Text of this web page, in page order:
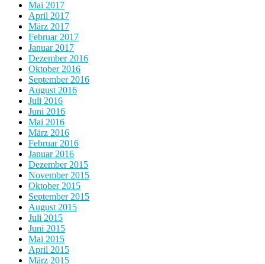
Mai 2017
April 2017
März 2017
Februar 2017
Januar 2017
Dezember 2016
Oktober 2016
September 2016
August 2016
Juli 2016
Juni 2016
Mai 2016
März 2016
Februar 2016
Januar 2016
Dezember 2015
November 2015
Oktober 2015
September 2015
August 2015
Juli 2015
Juni 2015
Mai 2015
April 2015
März 2015